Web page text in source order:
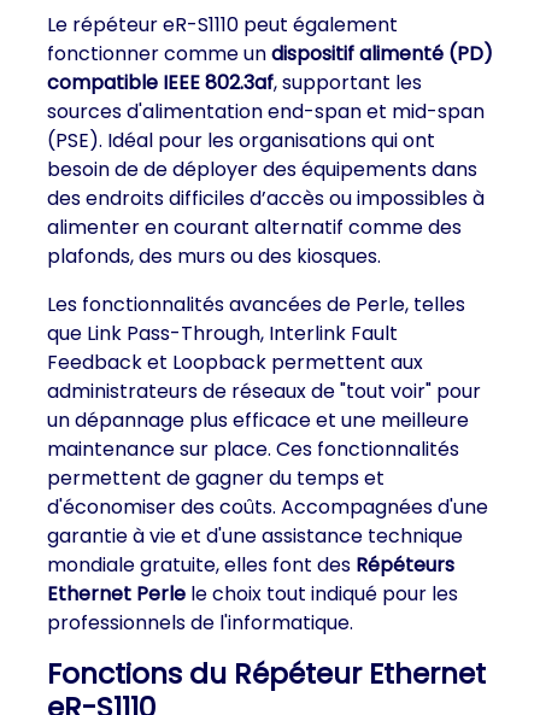
Le répéteur eR-S1110 peut également
fonctionner comme undispositif alimenté (PD)
compatible IEEE 802.3af, supportant les
sources d'alimentation end-span et mid-span
(PSE). Idéal pour les organisations qui ont
besoin de de déployer des équipements dans
des endroits difficiles d’accès ou impossibles à
alimenter en courant alternatif comme des
plafonds, des murs ou des kiosques.
Les fonctionnalités avancées de Perle, telles
que Link Pass-Through, Interlink Fault
Feedback et Loopback permettent aux
administrateurs de réseaux de "tout voir" pour
un dépannage plus efficace et une meilleure
maintenance sur place. Ces fonctionnalités
permettent de gagner du temps et
d'économiser des coûts. Accompagnées d'une
garantie à vie et d'une assistance technique
mondiale gratuite, elles font des Répéteurs
Ethernet Perle le choix tout indiqué pour les
professionnels de l'informatique.
Fonctions du Répéteur Ethernet